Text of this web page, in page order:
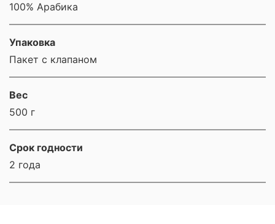
100% Арабика
Упаковка
Пакет с клапаном
Вес
500 г
Срок годности
2 года